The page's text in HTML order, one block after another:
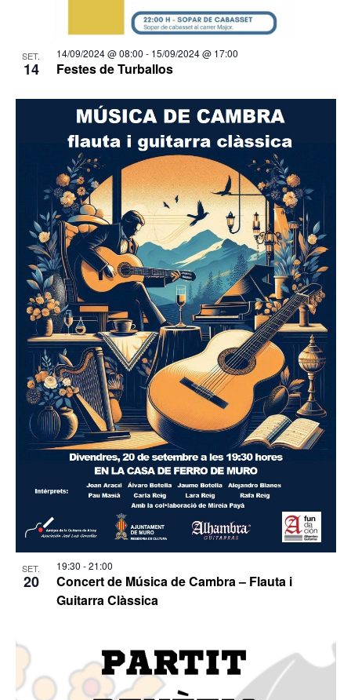
SET.
14 Festes de Turballos
14/09/2024 @ 08:00 - 15/09/2024 @ 17:00
SET.
20
Concert de Música de Cambra – Flauta i
Guitarra Clàssica
19:30 -21:00